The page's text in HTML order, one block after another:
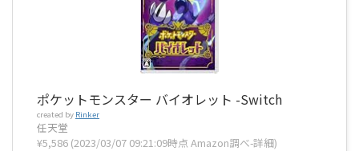
ポケットモンスター バイオレット -Switch
created by Rinker
任天堂
¥5,586 (2023/03/07 09:21:09時点 Amazon調べ-詳細)